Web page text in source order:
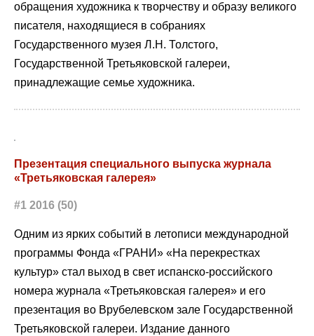
обращения художника к творчеству и образу великого
писателя, находящиеся в собраниях
Государственного музея Л.Н. Толстого,
Государственной Третьяковской галереи,
принадлежащие семье художника.
Презентация специального выпуска журнала
«Третьяковская галерея»
#1 2016 (50)
Одним из ярких событий в летописи международной
программы Фонда «ГРАНИ» «На перекрестках
культур» стал выход в свет испанско-российского
номера журнала «Третьяковская галерея» и его
презентация во Врубелевском зале Государственной
Третьяковской галереи. Издание данного